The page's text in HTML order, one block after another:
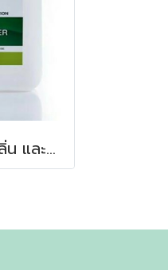
ผลิตภัณฑ์กำจัดกลิ่น และสลายกากสิ่งปฎิกูลในบ่อเกรอะ 5 ลิตร